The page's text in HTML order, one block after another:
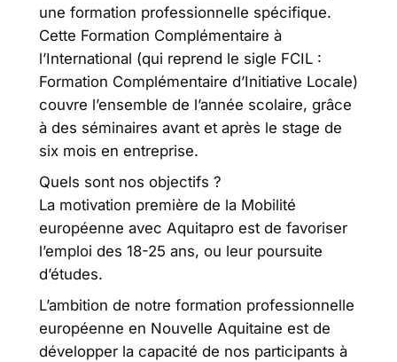
une formation professionnelle spécifique.
Cette Formation Complémentaire à
l’International (qui reprend le sigle FCIL :
Formation Complémentaire d’Initiative Locale)
couvre l’ensemble de l’année scolaire, grâce
à des séminaires avant et après le stage de
six mois en entreprise.
Quels sont nos objectifs ?
La motivation première de la Mobilité
européenne avec Aquitapro est de favoriser
l’emploi des 18-25 ans, ou leur poursuite
d’études.
L’ambition de notre formation professionnelle
européenne en Nouvelle Aquitaine est de
développer la capacité de nos participants à